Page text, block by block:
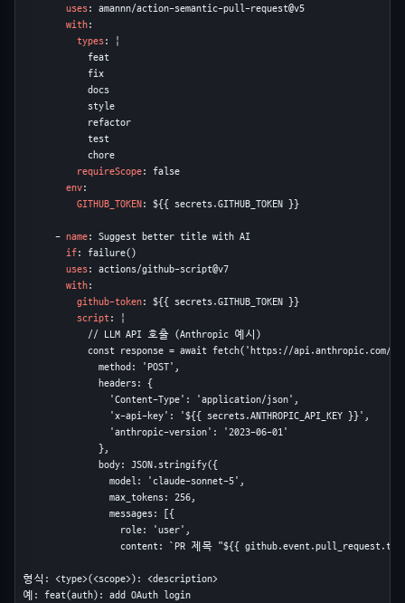
uses: amannn/action-semantic-pull-request@v5
with:
types: |
            feat
            fix
            docs
            style
            refactor
            test
            chore
requireScope: false
env:
GITHUB_TOKEN : ${{ secrets.GITHUB_TOKEN }}
      -
name: Suggest better title with AI
if: failure()
uses: actions/github-script@v7
with:
github-token: ${{ secrets.GITHUB_TOKEN }}
script: |
            // LLM API 호출 (Anthropic 예시)
const response = await fetch('https://api.anthropic.com/
              method: 'POST',
              headers: {
                'Content-Type': 'application/json',
                'x-api-key': '${{ secrets.ANTHROPIC_API_KEY }}',
                'anthropic-version': '2023-06-01'
              },
              body: JSON.stringify({
                model: 'claude-sonnet-5',
                max_tokens: 256,
                messages: [{
                  role: 'user',
content: `PR 제목 "${{
형식: <type>(<scope>): <description>
예: feat(auth): add OAuth login